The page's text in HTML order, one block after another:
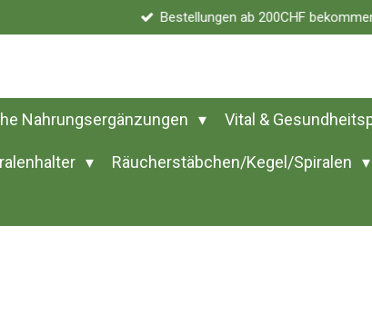
Bestellungen ab 200CHF
Nahrungsergänzungen Vital &
Räucherstäbchen/Kegel/Spiralen